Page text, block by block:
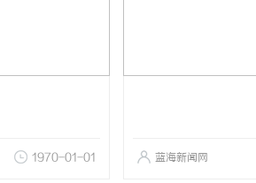
1970-01-01 蓝海新闻网